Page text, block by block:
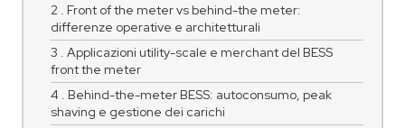
2 . Front of the meter vs behind-the meter:
differenze operative e architetturali
3 . Applicazioni utility-scale e merchant del BESS
front the meter
4 . Behind-the-meter BESS: autoconsumo, peak
shaving e gestione dei carichi